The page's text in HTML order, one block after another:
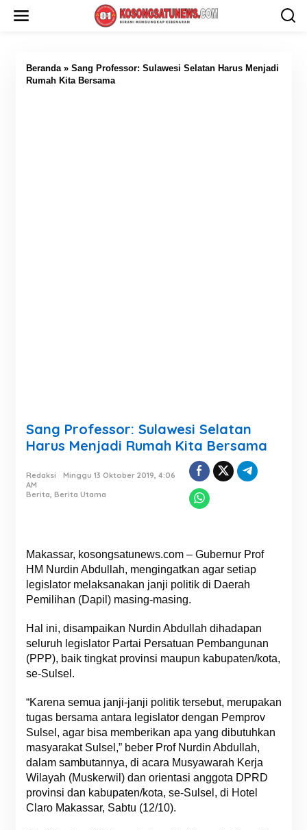
Beranda» Sang Professor: Sulawesi Selatan Harus Menjadi
Rumah Kita Bersama
Sang Professor: Sulawesi Selatan
Harus Menjadi Rumah Kita Bersama
Redaksi
Minggu 13 Oktober 2019, 4:06
AM
Berita, Berita Utama
Makassar, kosongsatunews.com – Gubernur Prof
HM Nurdin Abdullah, mengingatkan agar setiap
legislator melaksanakan janji politik di Daerah
Pemilihan (Dapil) masing-masing.
Hal ini, disampaikan Nurdin Abdullah dihadapan
seluruh legislator Partai Persatuan Pembangunan
(PPP), baik tingkat provinsi maupun kabupaten/kota,
se-Sulsel.
“Karena semua janji-janji politik tersebut, merupakan
tugas bersama antara legislator dengan Pemprov
Sulsel, agar bisa memberikan apa yang dibutuhkan
masyarakat Sulsel,” beber Prof Nurdin Abdullah,
dalam sambutannya, di acara Musyawarah Kerja
Wilayah (Muskerwil) dan orientasi anggota DPRD
provinsi dan kabupaten/kota, se-Sulsel, di Hotel
Claro Makassar, Sabtu (12/10).